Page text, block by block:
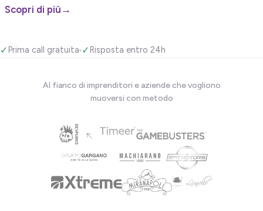
Scopri di più →
✓ Prima call gratuita ✓ Risposta entro 24h
Al fianco di imprenditori e aziende che vogliono
muoversi con metodo